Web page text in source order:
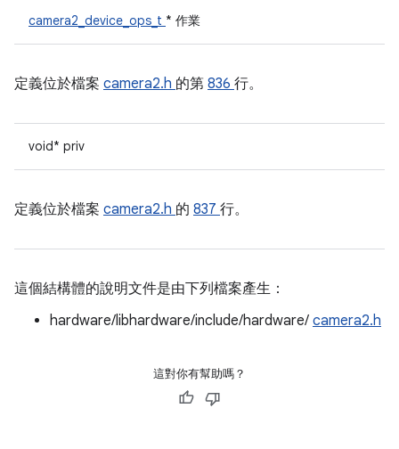
camera2_device_ops_t * 作業
定義位於檔案 camera2.h 的第 836 行。
void* priv
定義位於檔案 camera2.h 的 837 行。
這個結構體的說明文件是由下列檔案產生：
hardware/libhardware/include/hardware/ camera2.h
這對你有幫助嗎？